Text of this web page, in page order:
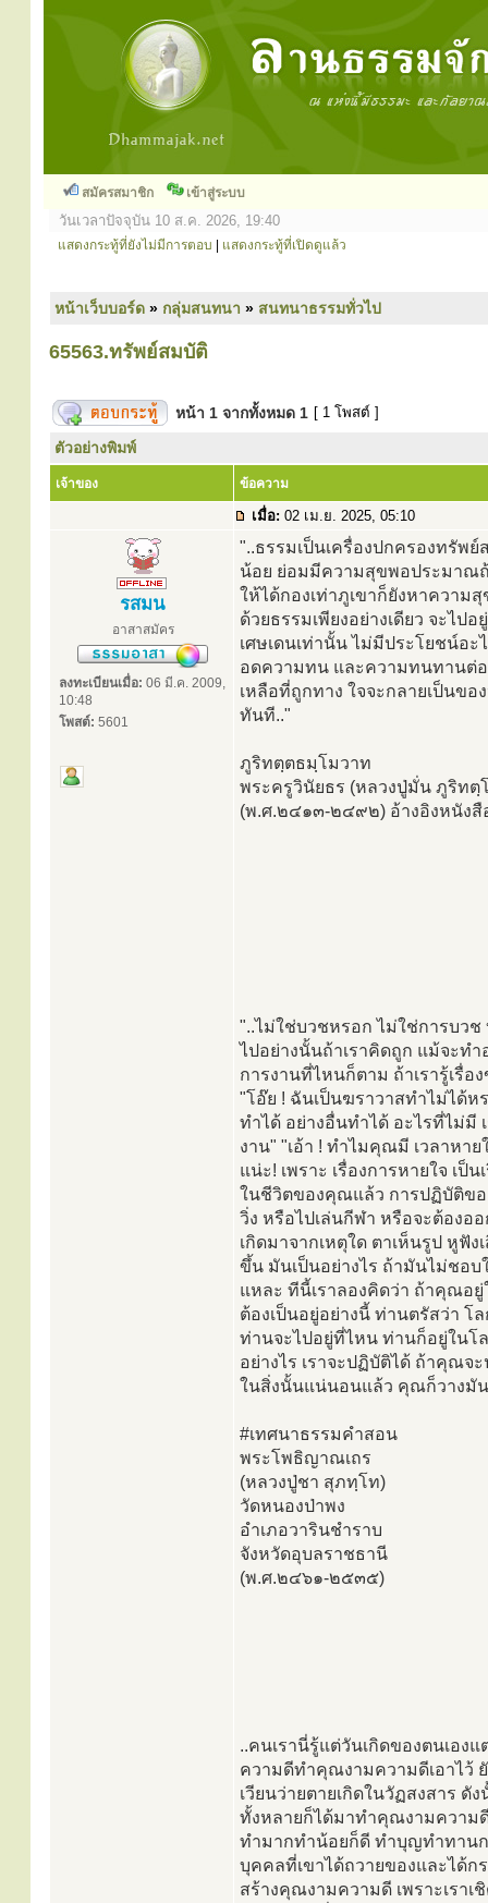
สมัครสมาชิก เข้าสู่ระบบ
วันเวลาปัจจุบัน 10 ส.ค. 2026, 19:40
แสดงกระทู้ที่ยังไม่มีการตอบ แสดงกระทู้ที่เปิดดูแล้ว
หน้าเว็บบอร์ด » กลุ่มสนทนา » สนทนาธรรมทั่วไป
65563.ทรัพย์สมบัติ
หน้า 1 จากทั้งหมด 1 [ 1 โพสต์ ]
ตัวอย่างพิมพ์
เจ้าของ ข้อความ
เมื่อ: 02 เม.ย. 2025, 05:10
รสมน
อาสาสมัคร
ลงทะเบียนเมื่อ: 06 มี.ค. 2009,
10:48
โพสต์: 5601
"..ธรรมเป็นเครื่องปกครองทรัพ
น้อย ย่อมมีความสุขพอประมาณถ้
ให้ได้กองเท่าภูเขาก็ยังหาความ
ด้วยธรรมเพียงอย่างเดียว จะไป
เศษเดนเท่านั้น ไม่มีประโยชน์อ
อดความทน และความทนทานต่อ
เหลือที่ถูกทาง ใจจะกลายเป็นข
ทันที.."
ภูริทตฺตธมฺโมวาท
พระครูวินัยธร (หลวงปู่มั่น ภูริทตฺ
(พ.ศ.๒๔๑๓-๒๔๙๒) อ้างอิงหนังสื
"..ไม่ใช่บวชหรอก ไม่ใช่การบวช
ไปอย่างนั้นถ้าเราคิดถูก แม้จะท
การงานที่ไหนก็ตาม ถ้าเรารู้เรื่อ
"โอ๊ย ! ฉันเป็นฆราวาสทำไม่ได้ห
ทำได้ อย่างอื่นทำได้ อะไรที่ไม่มี
งาน" "เอ้า ! ทำไมคุณมี เวลาหา
แน่ะ! เพราะ เรื่องการหายใจ เ
ในชีวิตของคุณแล้ว การปฏิบัติขอ
วิ่ง หรือไปเล่นกีฬา หรือจะต้องอ
เกิดมาจากเหตุใด ตาเห็นรูป หูฟั
ขึ้น มันเป็นอย่างไร ถ้ามันไม่ชอบ
แหละ ทีนี้เราลองคิดว่า ถ้าคุณอ
ต้องเป็นอยู่อย่างนี้ ท่านตรัสว่า โ
ท่านจะไปอยู่ที่ไหน ท่านก็อยู่ใน
อย่างไร เราจะปฏิบัติได้ ถ้าคุณ
ในสิ่งนั้นแน่นอนแล้ว คุณก็วางมัน
#เทศนาธรรมคำสอน
พระโพธิญาณเถร
(หลวงปู่ชา สุภทฺโท)
วัดหนองป่าพง
อำเภอวารินชำราบ
จังหวัดอุบลราชธานี
(พ.ศ.๒๔๖๑-๒๕๓๕)
..คนเรานี่รู้แต่วันเกิดของตนเอง
ความดีทำคุณงามความดีเอาไว้ ยั
เวียนว่ายตายเกิดในวัฏสงสาร ดั
ทั้งหลายก็ได้มาทำคุณงามความ
ทำมากทำน้อยก็ดี ทำบุญทำทานก
บุคคลที่เขาได้ถวายของและได้
สร้างคุณงามความดี เพราะเรา